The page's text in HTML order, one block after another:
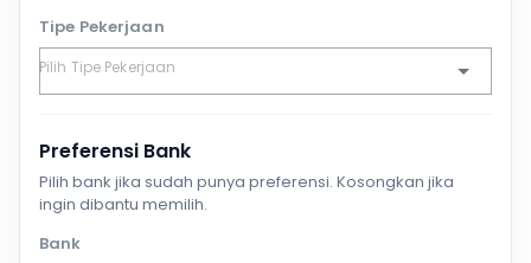
Tipe Pekerjaan
Preferensi Bank
Pilih bank jika sudah punya preferensi. Kosongkan jika
ingin dibantu memilih.
Bank